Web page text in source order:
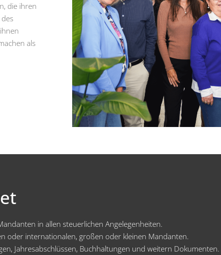
die ihren
als
in allen steuerlichen Angelegenheiten.
oder internationalen, großen oder kleinen Mandanten.
Jahresabschlüssen, Buchhaltungen und weitern Dokumenten.